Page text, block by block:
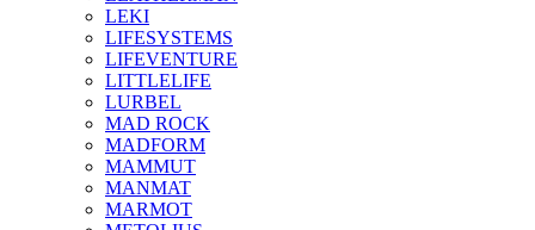
LEKI
LIFESYSTEMS
LIFEVENTURE
LITTLELIFE
LURBEL
MAD ROCK
MADFORM
MAMMUT
MANMAT
MARMOT